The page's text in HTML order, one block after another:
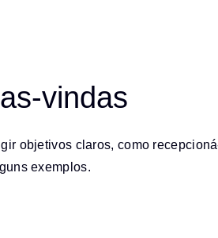
vindas
objetivos claros, como
exemplos.